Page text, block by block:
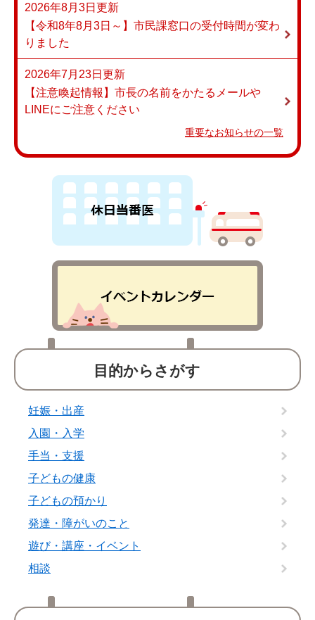
2026年8月3日更新
【令和8年8月3日～】市民課窓口の受付時間が変わ
りました
2026年7月23日更新
【注意喚起情報】市長の名前をかたるメールや
LINEにご注意ください
重要なお知らせの一覧
目的からさがす
妊娠・出産
入園・入学
手当・支援
子どもの健康
子どもの預かり
発達・障がいのこと
遊び・講座・イベント
相談